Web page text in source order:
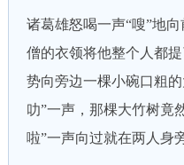
诸葛雄怒喝一声“嗖”地
僧的衣领将他整个人都
势向旁边一棵小碗口粗
叻”一声，那棵大竹树竟
啦”一声向过就在两人身